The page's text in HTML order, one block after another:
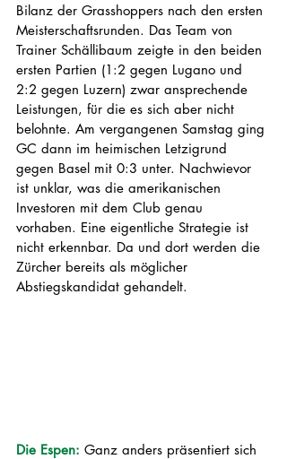
Bilanz der Grasshoppers nach den ersten
Meisterschaftsrunden. Das Team von
Trainer Schällibaum zeigte in den beiden
ersten Partien (1:2 gegen Lugano und
2:2 gegen Luzern) zwar ansprechende
Leistungen, für die es sich aber nicht
belohnte. Am vergangenen Samstag ging
GC dann im heimischen Letzigrund
gegen Basel mit 0:3 unter. Nachwievor
ist unklar, was die amerikanischen
Investoren mit dem Club genau
vorhaben. Eine eigentliche Strategie ist
nicht erkennbar. Da und dort werden die
Zürcher bereits als möglicher
Abstiegskandidat gehandelt.
Die Espen: Ganz anders präsentiert sich